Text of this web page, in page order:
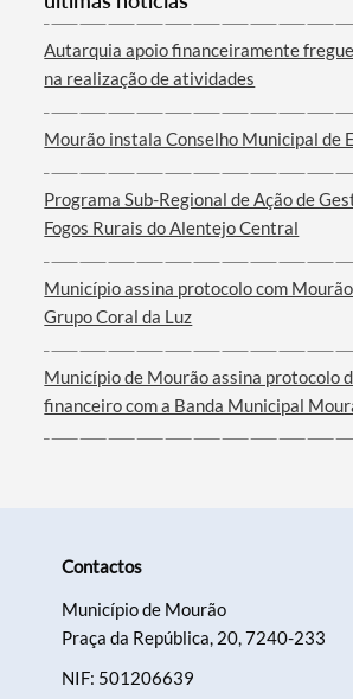
Categorias gerais
Filtros
Autarquia apoio financeiramente
na realização de atividades
Mourão instala Conselho Municipal de
Programa Sub-Regional de Ação de
Fogos Rurais do Alentejo Central
Município assina protocolo com
Grupo Coral da Luz
Município de Mourão assina protocolo
financeiro com a Banda Municipal
Contactos
Município de Mourão
Praça da República, 20, 7240-233
NIF: 501206639